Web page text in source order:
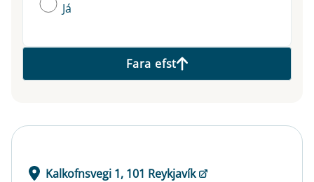
Já
Fara efst
Kalkofnsvegi 1, 101 Reykjavík